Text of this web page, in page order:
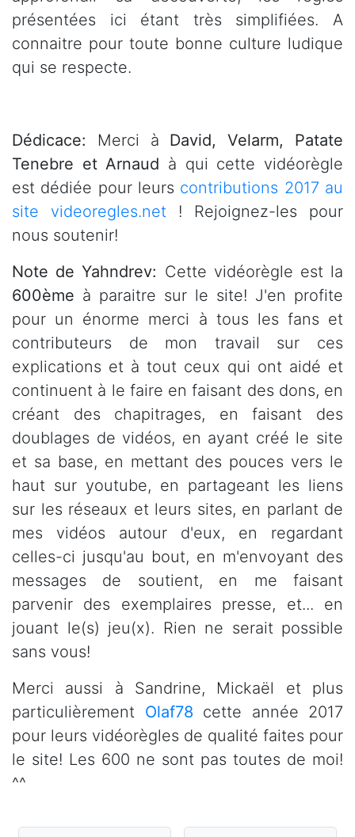
présentées ici étant très simplifiées. A
connaitre pour toute bonne culture ludique
qui se respecte.
Dédicace: Merci à David, Velarm, Patate
Tenebre et Arnaud à qui cette vidéorègle
est dédiée pour leurs contributions 2017 au
site videoregles.net ! Rejoignez-les pour
nous soutenir!
Note de Yahndrev: Cette vidéorègle est la
600ème à paraitre sur le site! J'en profite
pour un énorme merci à tous les fans et
contributeurs de mon travail sur ces
explications et à tout ceux qui ont aidé et
continuent à le faire en faisant des dons, en
créant des chapitrages, en faisant des
doublages de vidéos, en ayant créé le site
et sa base, en mettant des pouces vers le
haut sur youtube, en partageant les liens
sur les réseaux et leurs sites, en parlant de
mes vidéos autour d'eux, en regardant
celles-ci jusqu'au bout, en m'envoyant des
messages de soutient, en me faisant
parvenir des exemplaires presse, et... en
jouant le(s) jeu(x). Rien ne serait possible
sans vous!
Merci aussi à Sandrine, Mickaël et plus
particulièrement Olaf78 cette année 2017
pour leurs vidéorègles de qualité faites pour
le site! Les 600 ne sont pas toutes de moi!
^^